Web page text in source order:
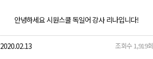
안녕하세요 시원스쿨 독일어 강사 리나입니다!
2020.02.13 조회수 1,919회